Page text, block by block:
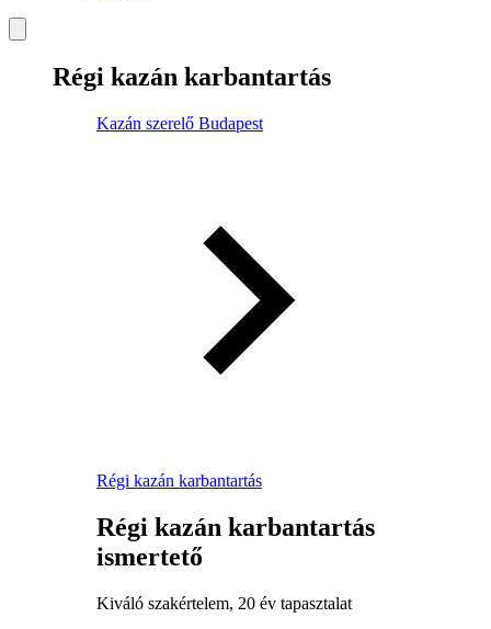
Régi kazán karbantartás
Kazán szerelő Budapest
Régi kazán karbantartás
Régi kazán karbantartás
ismertető
Kiváló szakértelem, 20 év tapasztalat